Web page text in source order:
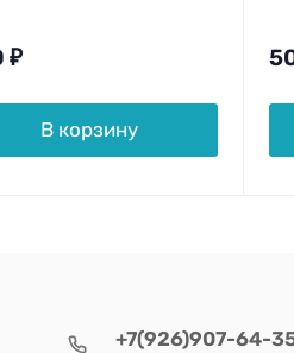
₽
В корзину
+7(926)907-64-